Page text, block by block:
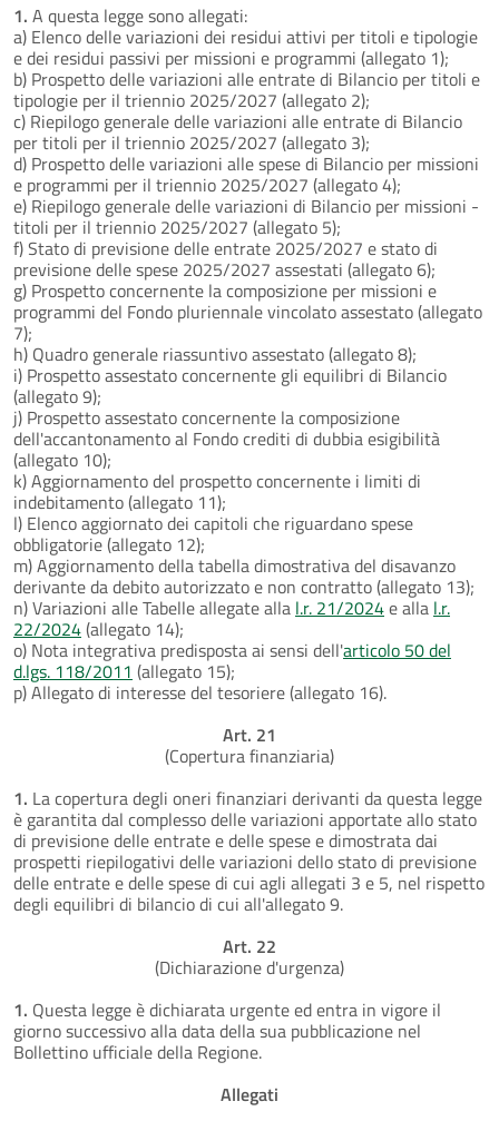
1. A questa legge sono allegati:
a) Elenco delle variazioni dei residui attivi per titoli e tipologie
e dei residui passivi per missioni e programmi (allegato 1);
b) Prospetto delle variazioni alle entrate di Bilancio per titoli e
tipologie per il triennio 2025/2027 (allegato 2);
c) Riepilogo generale delle variazioni alle entrate di Bilancio
per titoli per il triennio 2025/2027 (allegato 3);
d) Prospetto delle variazioni alle spese di Bilancio per missioni
e programmi per il triennio 2025/2027 (allegato 4);
e) Riepilogo generale delle variazioni di Bilancio per missioni -
titoli per il triennio 2025/2027 (allegato 5);
f) Stato di previsione delle entrate 2025/2027 e stato di
previsione delle spese 2025/2027 assestati (allegato 6);
g) Prospetto concernente la composizione per missioni e
programmi del Fondo pluriennale vincolato assestato (allegato
7);
h) Quadro generale riassuntivo assestato (allegato 8);
i) Prospetto assestato concernente gli equilibri di Bilancio
(allegato 9);
j) Prospetto assestato concernente la composizione
dell'accantonamento al Fondo crediti di dubbia esigibilità
(allegato 10);
k) Aggiornamento del prospetto concernente i limiti di
indebitamento (allegato 11);
l) Elenco aggiornato dei capitoli che riguardano spese
obbligatorie (allegato 12);
m) Aggiornamento della tabella dimostrativa del disavanzo
derivante da debito autorizzato e non contratto (allegato 13);
n) Variazioni alle Tabelle allegate alla l.r. 21/2024e alla l.r.
22/2024(allegato 14);
o) Nota integrativa predisposta ai sensi dell'articolo 50 del
d.lgs. 118/2011 (allegato 15);
p) Allegato di interesse del tesoriere (allegato 16).
Art. 21
(Copertura finanziaria)
1. La copertura degli oneri finanziari derivanti da questa legge
è garantita dal complesso delle variazioni apportate allo stato
di previsione delle entrate e delle spese e dimostrata dai
prospetti riepilogativi delle variazioni dello stato di previsione
delle entrate e delle spese di cui agli allegati 3 e 5, nel rispetto
degli equilibri di bilancio di cui all'allegato 9.
Art. 22
(Dichiarazione d'urgenza)
1. Questa legge è dichiarata urgente ed entra in vigore il
giorno successivo alla data della sua pubblicazione nel
Bollettino ufficiale della Regione.
Allegati